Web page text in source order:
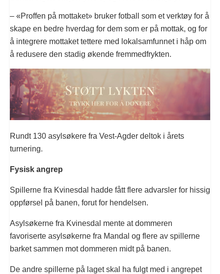
– «Proffen på mottaket» bruker fotball som et verktøy for å
skape en bedre hverdag for dem som er på mottak, og for
å integrere mottaket tettere med lokalsamfunnet i håp om
å redusere den stadig økende fremmedfrykten.
Rundt 130 asylsøkere fra Vest-Agder deltok i årets
turnering.
Fysisk angrep
Spillerne fra Kvinesdal hadde fått flere advarsler for hissig
oppførsel på banen, forut for hendelsen.
Asylsøkerne fra Kvinesdal mente at dommeren
favoriserte asylsøkerne fra Mandal og flere av spillerne
barket sammen mot dommeren midt på banen.
De andre spillerne på laget skal ha fulgt med i angrepet